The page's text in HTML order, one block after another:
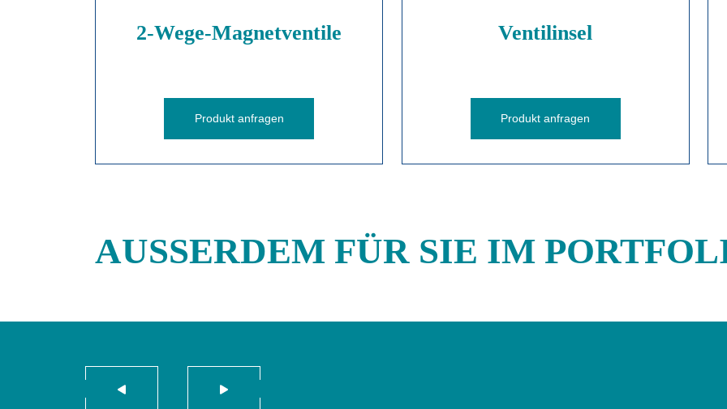
2-Wege-Magnetventile
Produkt anfragen
Ventilinsel
Produkt anfragen
AUSSERDEM FÜR SIE IM